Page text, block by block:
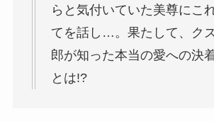
らと気付いていた美尊にこ
てを話し…。果たして、ク
郎が知った本当の愛への決
とは!?